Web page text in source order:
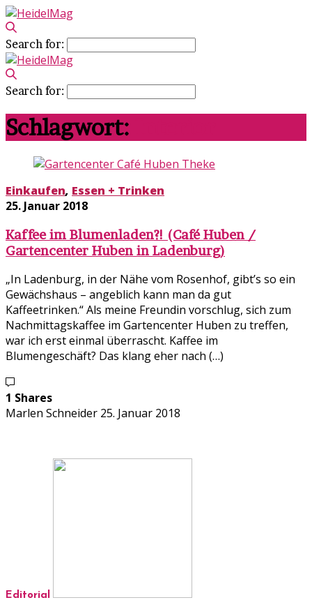
Search for:
Search for:
Schlagwort:
Einkaufen, Essen + Trinken
25. Januar 2018
Kaffee im Blumenladen?! (Café Huben /
Gartencenter Huben in Ladenburg)
„In Ladenburg, in der Nähe vom Rosenhof, gibt’s so ein
Gewächshaus – angeblich kann man da gut
Kaffeetrinken.“ Als meine Freundin vorschlug, sich zum
Nachmittagskaffee im Gartencenter Huben zu treffen,
war ich erst einmal überrascht. Kaffee im
Blumengeschäft? Das klang eher nach (…)
1 Shares
Marlen Schneider 25. Januar 2018
Editorial